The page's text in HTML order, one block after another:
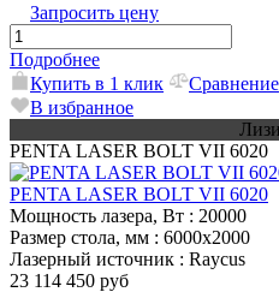
Запросить цену
Подробнее
Купить в 1 клик
Сравнение
В избранное
PENTA LASER BOLT VII 6020
PENTA LASER BOLT VII 6020
Мощность лазера, Вт : 20000
Размер стола, мм : 6000х2000
Лазерный источник : Raycus
23 114 450 руб